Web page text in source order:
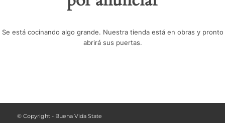
Se está cocinando algo grande. Nuestra tienda está en obras y pronto
abrirá sus puertas.
© Copyright - Buena Vida State